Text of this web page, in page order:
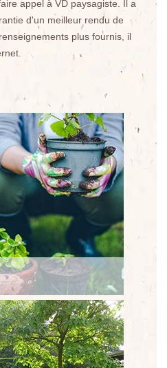
appel à VD paysagiste. Il a
d'un meilleur rendu de
plus fournis, il